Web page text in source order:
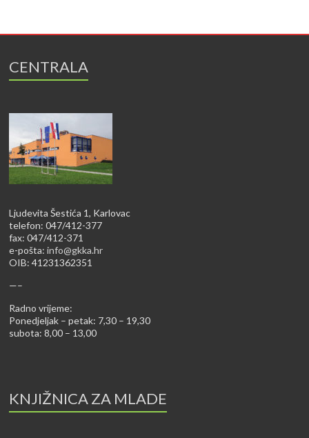
CENTRALA
Ljudevita Šestića 1, Karlovac
telefon: 047/412-377
fax: 047/412-371
e-pošta:info@gkka.hr
OIB: 41231362351
—–
Radno vrijeme:
Ponedjeljak – petak: 7,30 – 19,30
subota: 8,00 – 13,00
KNJIŽNICA ZA MLADE